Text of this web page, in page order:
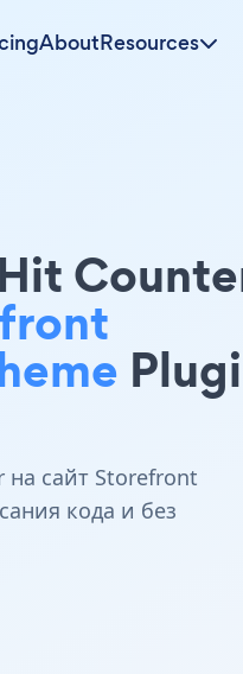
AboutResources
Hit
сайт Storefront
кода и без